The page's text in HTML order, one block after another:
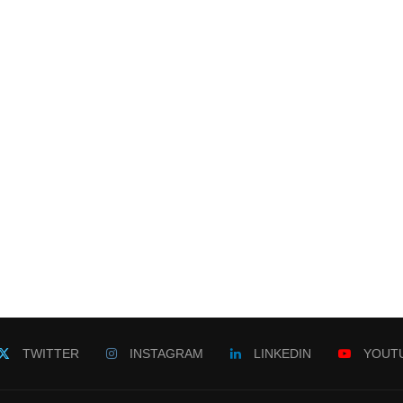
TWITTER INSTAGRAM LINKEDIN